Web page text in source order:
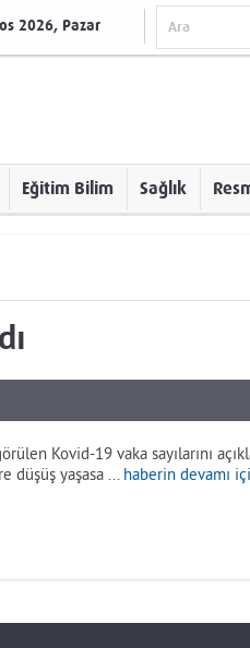
2026, Pazar
Eğitim Bilim Sağlık
Kovid-19 vaka sayılarını
düşüş yaşasa ... haberin devamı